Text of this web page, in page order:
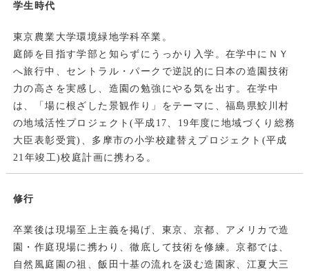
学生時代
東京農業大学環境緑地学科卒業。
庭師を目指す学部と知らずにうっかり入学。在学中にＮＹ
へ旅行中、セントラル・パークで逆説的に日本の造園技術
力の高さを実感し、造園の勉強にやる気を出す。在学中
は、「場に根ざした景観作り」をテーマに、福島県鮫川村
の地域活性プロジェクト(平成17、19年度に地域づくり総務
大臣表彰受賞)、多摩市の小学校建替えプロジェクト(平成
21年竣工)校庭計画に携わる。
修行
卒業後は現場至上主義を掲げ、東京、京都、アメリカで造
園・作庭現場に携わり、徹底して技術を修練。京都では、
自然風庭園の祖、飯田十基の流れを汲む造園家、江夏大三